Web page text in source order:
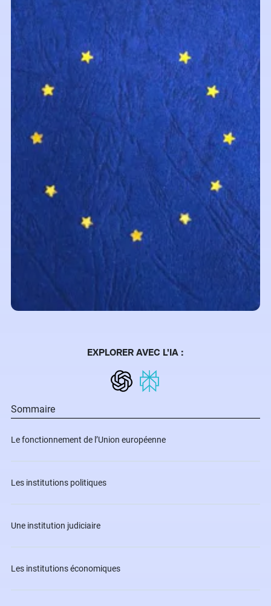
EXPLORER AVEC L'IA :
Sommaire
Le fonctionnement de l’Union européenne
Les institutions politiques
Une institution judiciaire
Les institutions économiques